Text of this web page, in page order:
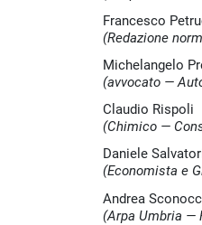
Francesco
(Redazione
Michelangelo
(avvocato —
Claudio Rispoli
(Chimico —
Daniele
(Economista e
Andrea
(Arpa Umbria —